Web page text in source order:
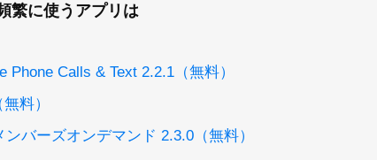
繁に使うアプリは
Phone Calls & Text 2.2.1（無料）
料）
バーズオンデマンド 2.3.0（無料）